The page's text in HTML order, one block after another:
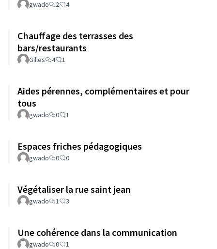
gwado 2 4
Chauffage des terrasses des
bars/restaurants
Gilles 4 1
Aides pérennes, complémentaires et pour
tous
gwado 0 1
Espaces friches pédagogiques
gwado 0 0
Végétaliser la rue saint jean
gwado 1 3
Une cohérence dans la communication
gwado 0 1